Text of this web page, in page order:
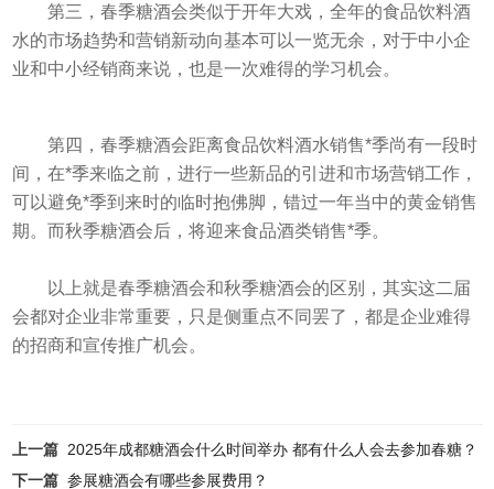
第三，春季糖酒会类似于开年大戏，全年的食品饮料酒
水的市场趋势和营销新动向基本可以一览无余，对于中小企
业和中小经销商来说，也是一次难得的学习机会。
第四，春季糖酒会距离食品饮料酒水销售*季尚有一段时
间，在*季来临之前，进行一些新品的引进和市场营销工作，
可以避免*季到来时的临时抱佛脚，错过一年当中的黄金销售
期。而秋季糖酒会后，将迎来食品酒类销售*季。
以上就是春季糖酒会和秋季糖酒会的区别，其实这二届
会都对企业非常重要，只是侧重点不同罢了，都是企业难得
的招商和宣传推广机会。
上一篇 2025年成都糖酒会什么时间举办 都有什么人会去参加春糖？
下一篇 参展糖酒会有哪些参展费用？